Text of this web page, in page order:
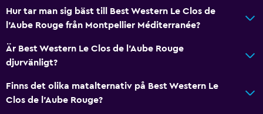
Sällskapsspel/pussel
Bowling
Biljardbord
Hur tar man sig bäst till Best Western Le Clos de
l'Aube Rouge från Montpellier Méditerranée?
Är Best Western Le Clos de l'Aube Rouge
djurvänligt?
Finns det olika matalternativ på Best Western Le
Clos de l'Aube Rouge?